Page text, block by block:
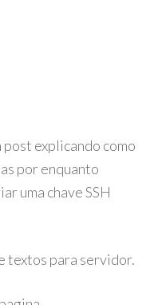
post explicando como
por enquanto
uma chave SSH
textos para servidor.